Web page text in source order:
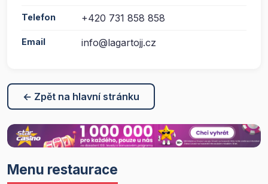
Telefon +420 731 858 858
Email info@lagartojj.cz
← Zpět na hlavní stránku
Menu restaurace